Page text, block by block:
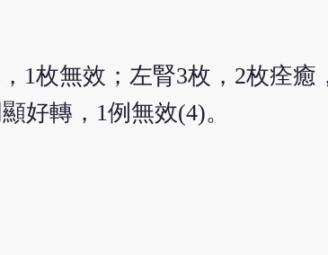
1枚無效；左腎3枚，2枚痊癒
好轉，1例無效(4)。